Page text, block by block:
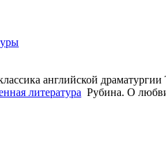
английской
литература Рубина. О